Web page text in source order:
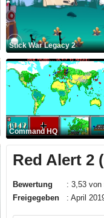
Stick War Legacy 2
Command HQ
Red Alert 2
Bewertung
: 3,53
Freigegeben
: April